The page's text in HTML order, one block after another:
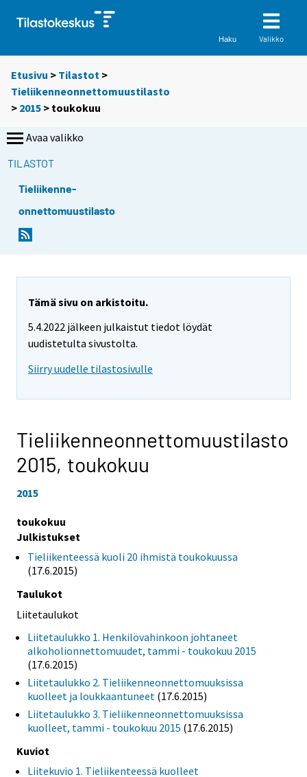
Haku Valikko
Etusivu > Tilastot >
Tieliikenneonnettomuustilasto
> 2015 > toukokuu
Avaa valikko
TILASTOT
Tieliikenne-
onnettomuustilasto
Tämä sivu on arkistoitu.
5.4.2022 jälkeen julkaistut tiedot löydät
uudistetulta sivustolta.
Siirry uudelle tilastosivulle
Tieliikenneonnettomuustilasto
2015, toukokuu
2015
toukokuu
Julkistukset
Tieliikenteessä kuoli 20 ihmistä toukokuussa
(17.6.2015)
Taulukot
Liitetaulukot
Liitetaulukko 1. Henkilövahinkoon johtaneet
alkoholionnettomuudet, tammi - toukokuu 2015
(17.6.2015)
Liitetaulukko 2. Tieliikenneonnettomuuksissa
kuolleet ja loukkaantuneet (17.6.2015)
Liitetaulukko 3. Tieliikenneonnettomuuksissa
kuolleet, tammi - toukokuu 2015 (17.6.2015)
Kuviot
Liitekuvio 1. Tieliikenteessä kuolleet